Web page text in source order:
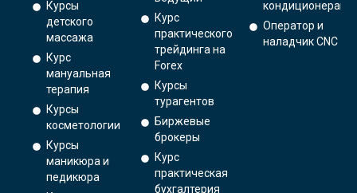
Курсы
детского
массажа
Курс
мануальная
терапия
Курсы
косметологии
Курсы
маникюра и
педикюра
Курс
практического
трейдинга на
Forex
Курсы
турагентов
Биржевые
брокеры
Курс
практическая
бухгалтерия
кондиционерам
Оператор и
наладчик CNC